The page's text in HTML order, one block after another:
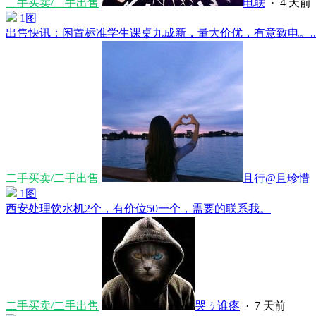
二手买卖/二手出售 电联 · 4 天前
1图
出售快讯：闲置标准学生课桌九成新，量大价优，有意致电。
二手买卖/二手出售 且行@且珍惜
1图
西安处理饮水机2个，有价位50一个，需要的联系我。
二手买卖/二手出售 哭ㄋ谁疼 · 7 天前